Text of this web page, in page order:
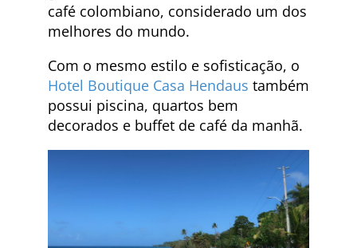
café colombiano, considerado um dos
melhores do mundo.
Com o mesmo estilo e sofisticação, o
Hotel Boutique Casa Hendaus também
possui piscina, quartos bem
decorados e buffet de café da manhã.